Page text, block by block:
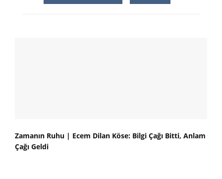
Zamanın Ruhu | Ecem Dilan Köse: Bilgi Çağı Bitti, Anlam
Çağı Geldi